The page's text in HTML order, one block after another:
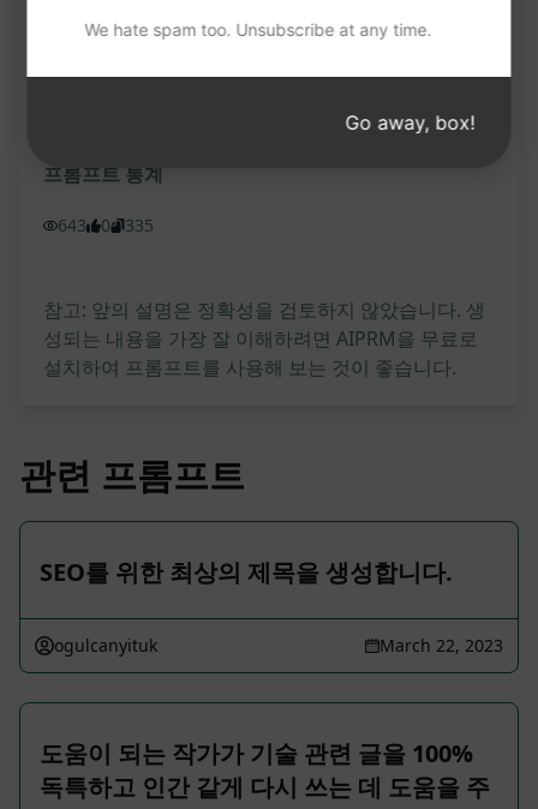
ChatGPT 체험하기
프롬프트 통계
643 0 335
참고: 앞의 설명은 정확성을 검토하지 않았습니다. 생
성되는 내용을 가장 잘 이해하려면 AIPRM을 무료로
설치하여 프롬프트를 사용해 보는 것이 좋습니다.
관련 프롬프트
SEO를 위한 최상의 제목을 생성합니다.
ogulcanyituk March 22, 2023
도움이 되는 작가가 기술 관련 글을 100%
독특하고 인간 같게 다시 쓰는 데 도움을 주
We hate spam too. Unsubscribe at any time.
Go away, box!